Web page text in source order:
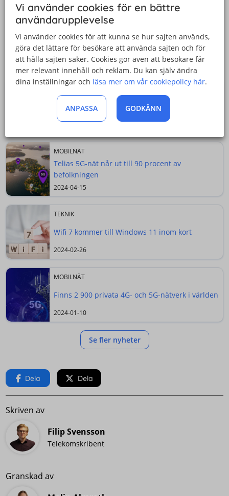
En stor fördel med att e-simmet inte tar någon plats är
att det kan användas i enheter som inte har plats för ett
fysiskt sim-kort, exempelvis smarta klockor.
Senaste nyheterna
SAMARBETEN
Tre och Proptivity erbjuder världsunik 5G-
lösning för bättre täckning inomhus
2024-06-24
MOBILNÄT
Telias 5G-nät når ut till 90 procent av
befolkningen
2024-04-15
TEKNIK
Wifi 7 kommer till Windows 11 inom kort
2024-02-26
MOBILNÄT
Finns 2 900 privata 4G- och 5G-nätverk i världen
2024-01-10
Se fler nyheter
Dela Dela
Skriven av
Filip Svensson
Telekomskribent
Granskad av
Vi använder cookies för en bättre
användarupplevelse
Vi använder cookies för att kunna se hur sajten används,
göra det lättare för besökare att använda sajten och för
att hålla sajten säker. Cookies gör även att besökare får
mer relevant innehåll och reklam. Du kan själv ändra
dina inställningar och läsa mer om vår cookiepolicy här.
ANPASSA GODKÄNN